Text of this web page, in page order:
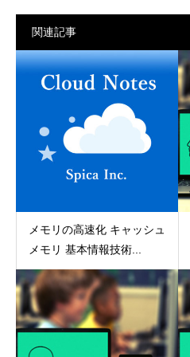
関連記事
メモリの高速化 キャッシュ
メモリ 基本情報技術...